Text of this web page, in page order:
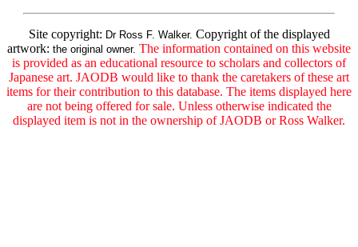
Site copyright: Dr Ross F. Walker. Copyright of the displayed
artwork: the original owner. The information contained on this website
is provided as an educational resource to scholars and collectors of
Japanese art. JAODB would like to thank the caretakers of these art
items for their contribution to this database. The items displayed here
are not being offered for sale. Unless otherwise indicated the
displayed item is not in the ownership of JAODB or Ross Walker.